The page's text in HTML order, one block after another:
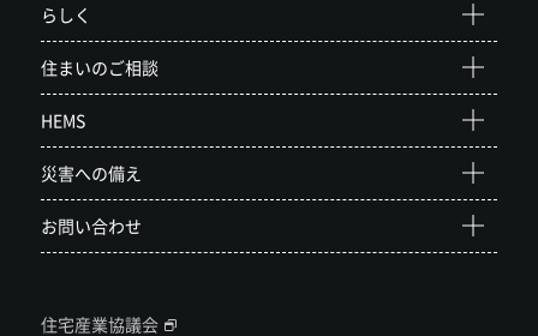
らしく
住まいのご相談
HEMS
災害への備え
お問い合わせ
住宅産業協議会